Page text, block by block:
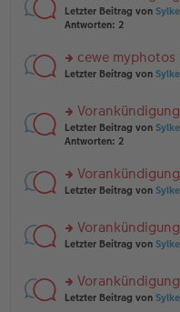
ei
tr
g
e
n
B
ei
tr
g
n
g
es
e
n
B
ei
tr
a
rs
te
n
g
es
e
n
er
ei
tr
Letzter Beitrag von Sylke
Antworten: 2
rs
u
n
g
es
e
n
B
ei
tr
g
cewe myphotos
Letzter Beitrag von Sylke
rs
te
n
g
es
e
n
B
ei
tr
Letzter Beitrag von Sylke
Antworten: 2
rs
u
n
es
e
Letzter Beitrag von Sylke
rs
u
n
Letzter Beitrag von Sylke
rs
Letzter Beitrag von Sylke